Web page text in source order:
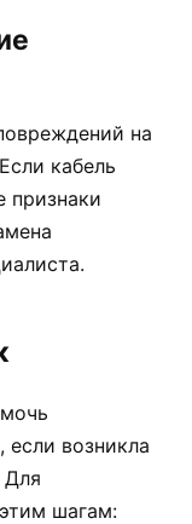
на
кабель
признаки
если возникла
Для
шагам: